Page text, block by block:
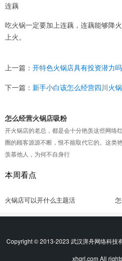
连藕
吃火锅一定要加上连藕，连藕能够降
上火。
上一篇： 开特色火锅店具有投资潜力
下一篇： 新手小白该怎么经营四川火
怎么经营火锅店吸粉
开火锅店的老总，都是会十分艳羡这些网络
圈的顾客源源不断，恨不能取代它的。这类
羡慕他人，为何不自身行
本周看点
火锅店可以开什么主题活
Copyright © 2013-2023 武汉湃舟网络科技
xhgrl.com All